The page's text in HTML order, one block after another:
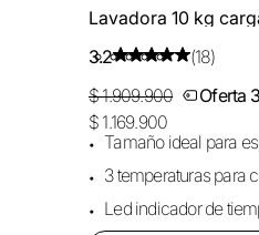
Lavadora 10 kg
3.2
(18)
$ 1.909.900
Oferta
$ 1.169.900
Tamaño ideal para
3 temperaturas para cuidar
Led indicador de tiempo